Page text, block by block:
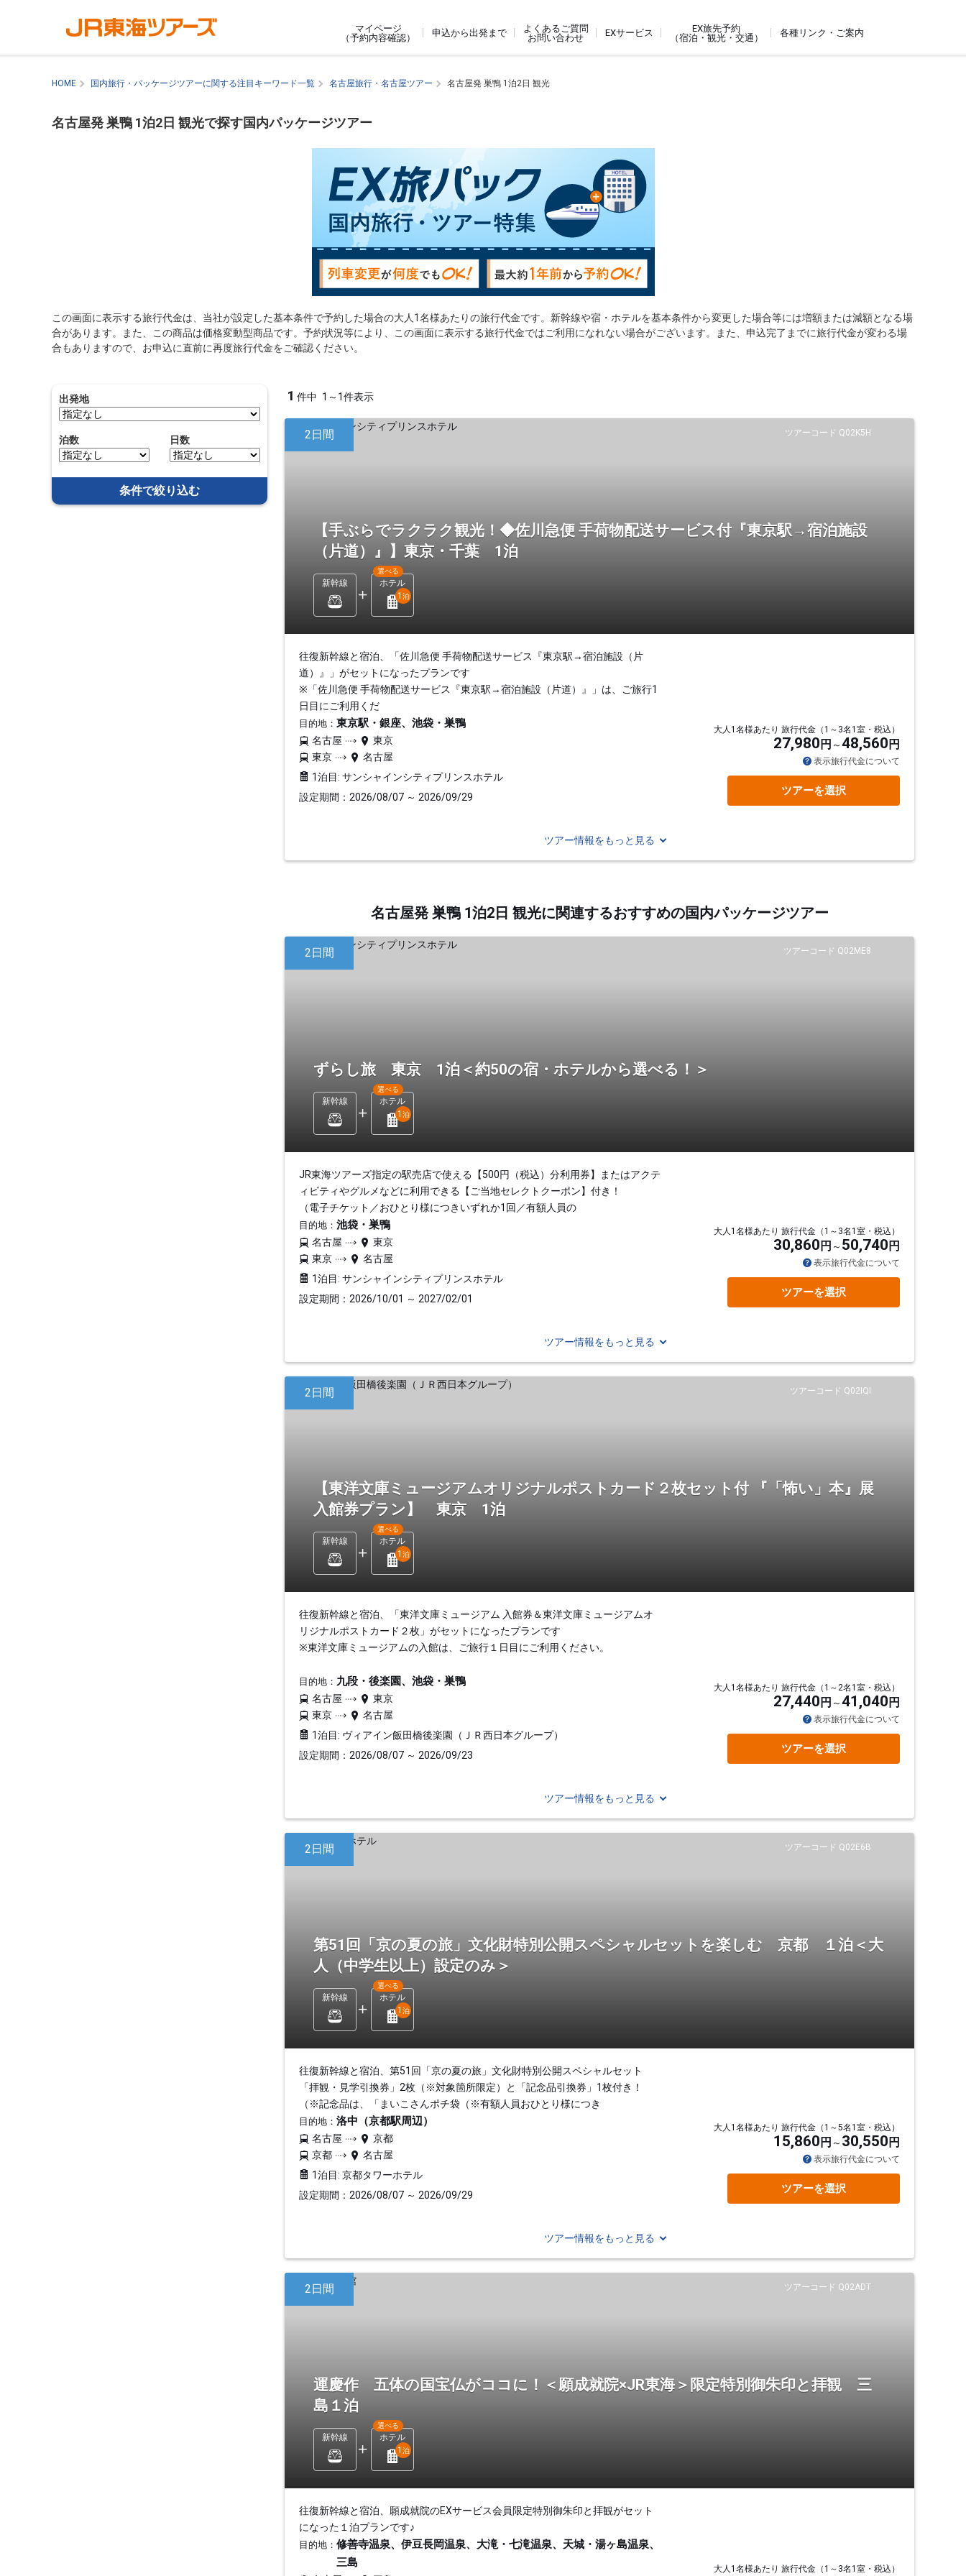
マイページ
（予約内容確認）
申込から出発まで
よくあるご質問
お問い合わせ
EXサービス
EX旅先予約
（宿泊・観光・交通）
各種リンク・ご案内
HOME 国内旅行・パッケージツアーに関する注目キーワード一覧 名古屋旅行・名古屋ツアー 名古屋発 巣鴨 1泊2日 観光
名古屋発 巣鴨 1泊2日 観光で探す国内パッケージツアー
この画面に表示する旅行代金は、当社が設定した基本条件で予約した場合の大人1名様あたりの旅行代金です。新幹線や宿・ホテルを基本条件から変更した場合等には増額または減額となる場
合があります。また、この商品は価格変動型商品です。予約状況等により、この画面に表示する旅行代金ではご利用になれない場合がございます。また、申込完了までに旅行代金が変わる場
合もありますので、お申込に直前に再度旅行代金をご確認ください。
出発地
泊数 日数
条件で絞り込む
1 件中 1～1件表示
ツアーコード Q02K5H
2日間
【手ぶらでラクラク観光！◆佐川急便 手荷物配送サービス付『東京駅→宿泊施設
（片道）』】東京・千葉 1泊
新幹線 ホテル
選べる
1 泊
往復新幹線と宿泊、「佐川急便 手荷物配送サービス『東京駅→宿泊施設（片
道）』」がセットになったプランです
※「佐川急便 手荷物配送サービス『東京駅→宿泊施設（片道）』」は、ご旅行1
日目にご利用くだ
目的地： 東京駅・銀座、池袋・巣鴨
名古屋
東京
東京
名古屋
1泊目: サンシャインシティプリンスホテル
設定期間：2026/08/07 ～ 2026/09/29
大人1名様あたり 旅行代金（1～3名1室・税込）
27,980 円 48,560 円
表示旅行代金について
ツアーを選択
ツアー情報をもっと見る
名古屋発 巣鴨 1泊2日 観光に関連するおすすめの国内パッケージツアー
ツアーコード Q02ME8
2日間
ずらし旅 東京 1泊＜約50の宿・ホテルから選べる！＞
新幹線 ホテル
選べる
1 泊
JR東海ツアーズ指定の駅売店で使える【500円（税込）分利用券】またはアクテ
ィビティやグルメなどに利用できる【ご当地セレクトクーポン】付き！
（電子チケット／おひとり様につきいずれか1回／有額人員の
目的地： 池袋・巣鴨
名古屋
東京
東京
名古屋
1泊目: サンシャインシティプリンスホテル
設定期間：2026/10/01 ～ 2027/02/01
大人1名様あたり 旅行代金（1～3名1室・税込）
30,860 円 50,740 円
表示旅行代金について
ツアーを選択
ツアー情報をもっと見る
ツアーコード Q02IQI
2日間
【東洋文庫ミュージアムオリジナルポストカード２枚セット付 『「怖い」本』展
入館券プラン】 東京 1泊
新幹線 ホテル
選べる
1 泊
往復新幹線と宿泊、「東洋文庫ミュージアム 入館券＆東洋文庫ミュージアムオ
リジナルポストカード２枚」がセットになったプランです
※東洋文庫ミュージアムの入館は、ご旅行１日目にご利用ください。
目的地： 九段・後楽園、池袋・巣鴨
名古屋
東京
東京
名古屋
1泊目: ヴィアイン飯田橋後楽園（ＪＲ西日本グループ）
設定期間：2026/08/07 ～ 2026/09/23
大人1名様あたり 旅行代金（1～2名1室・税込）
27,440 円 41,040 円
表示旅行代金について
ツアーを選択
ツアー情報をもっと見る
ツアーコード Q02E6B
2日間
第51回「京の夏の旅」文化財特別公開スペシャルセットを楽しむ 京都 １泊＜大
人（中学生以上）設定のみ＞
新幹線 ホテル
選べる
1 泊
往復新幹線と宿泊、第51回「京の夏の旅」文化財特別公開スペシャルセット
「拝観・見学引換券」2枚（※対象箇所限定）と「記念品引換券」1枚付き！
（※記念品は、「まいこさんポチ袋（※有額人員おひとり様につき
目的地： 洛中（京都駅周辺）
名古屋
京都
京都
名古屋
1泊目: 京都タワーホテル
設定期間：2026/08/07 ～ 2026/09/29
大人1名様あたり 旅行代金（1～5名1室・税込）
15,860 円 30,550 円
表示旅行代金について
ツアーを選択
ツアー情報をもっと見る
ツアーコード Q02ADT
2日間
運慶作 五体の国宝仏がココに！＜願成就院×JR東海＞限定特別御朱印と拝観 三
島１泊
新幹線 ホテル
選べる
1 泊
往復新幹線と宿泊、願成就院のEXサービス会員限定特別御朱印と拝観がセット
になった１泊プランです♪
目的地： 修善寺温泉、伊豆長岡温泉、大滝・七滝温泉、天城・湯ヶ島温泉、
三島
大人1名様あたり 旅行代金（1～3名1室・税込）